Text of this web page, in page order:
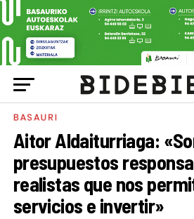
BASAURI
Aitor Aldaiturriaga:
presupuestos
realistas que nos
servicios e invertir»